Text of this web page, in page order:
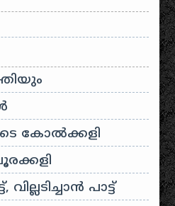
കോൽക്കളി
വില്ലടിച്ചാൻ പാട്ട്